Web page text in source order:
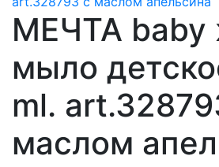
МЕЧТА baby
мыло
ml.
маслом